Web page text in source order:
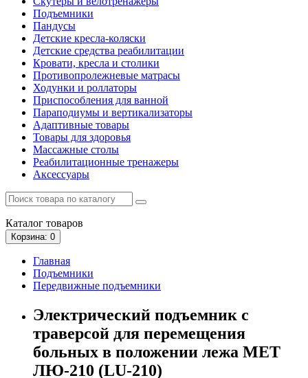
Подъемники
Пандусы
Детские кресла-коляски
Детские средства реабилитации
Кровати, кресла и столики
Противопролежневые матрасы
Ходунки и роллаторы
Приспособления для ванной
Параподиумы и вертикализаторы
Адаптивные товары
Товары для здоровья
Массажные столы
Реабилитационные тренажеры
Аксессуары
Каталог товаров
Корзина: 0
Главная
Подъемники
Передвижные подъемники
Электрический подъемник с
траверсой для перемещения
больных в положении лежа MET
ЛЮ-210 (LU-210)